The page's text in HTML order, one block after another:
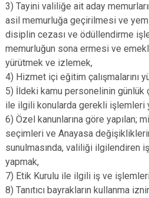
3) Tayini valiliğe ait aday
asil memurluğa geçirilmesi ve
disiplin cezası ve ödüllendirme
memurluğun sona ermesi ve
yürütmek ve izlemek,
4) Hizmet içi eğitim çalışmalarını
5) İldeki kamu personelinin günlük
ile ilgili konularda gerekli işlemleri
6) Özel kanunlarına göre yapılan;
seçimleri ve Anayasa
sunulmasında, valiliği ilgilendiren
yapmak,
7) Etik Kurulu ile ilgili iş ve
8) Tanıtıcı bayrakların kullanma